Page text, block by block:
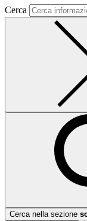
Cerca
Cerca nella sezione